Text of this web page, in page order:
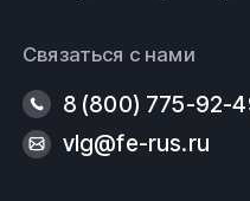
Связаться с нами
8 (800) 775-92-
vlg@fe-rus.ru